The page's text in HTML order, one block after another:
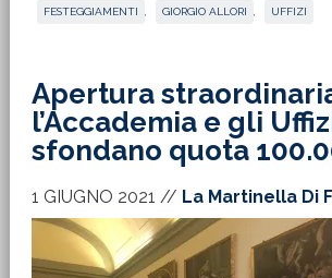
FESTEGGIAMENTI GIORGIO ALLORI UFFIZI
Apertura
l’Accademia e gli
sfondano quota
1 GIUGNO 2021 // La Martinella Di